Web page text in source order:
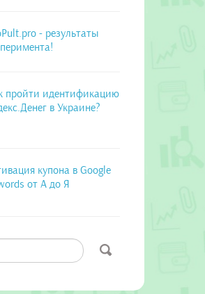
- результаты
пройти идентификацию
в Украине?
купона в Google
от А до Я